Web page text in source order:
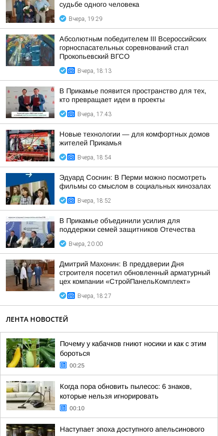
судьбе одного человека
Вчера, 19:29
Абсолютным победителем III Всероссийских
горноспасательных соревнований стал
Прокопьевский ВГСО
Вчера, 18:13
В Прикамье появится пространство для тех,
кто превращает идеи в проекты
Вчера, 17:43
Новые технологии — для комфортных домов
жителей Прикамья
Вчера, 18:54
Эдуард Соснин: В Перми можно посмотреть
фильмы со смыслом в социальных кинозалах
Вчера, 18:52
В Прикамье объединили усилия для
поддержки семей защитников Отечества
Вчера, 20:00
Дмитрий Махонин: В преддверии Дня
строителя посетил обновленный арматурный
цех компании «СтройПанельКомплект»
Вчера, 18:27
ЛЕНТА НОВОСТЕЙ
Почему у кабачков гниют носики и как с этим
бороться
00:25
Когда пора обновить пылесос: 6 знаков,
которые нельзя игнорировать
00:10
Наступает эпоха доступного апельсинового